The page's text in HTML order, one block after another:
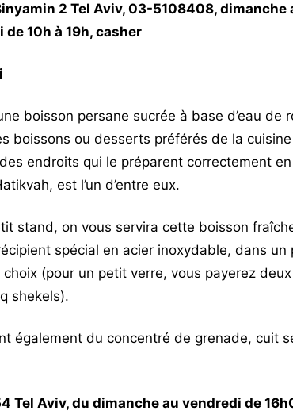
2 Tel Aviv, 03-5108408, dimanche
de 10h à 19h, casher
boisson persane sucrée à base d’eau de
boissons ou desserts préférés de la
endroits qui le préparent correctement
est l’un d’entre eux.
stand, on vous servira cette boisson
spécial en acier inoxydable, dans un
choix (pour un petit verre, vous payerez
shekels).
également du concentré de grenade, cuit
Tel Aviv, du dimanche au vendredi de